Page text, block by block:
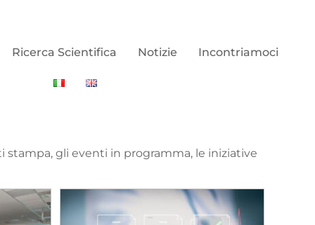
Ricerca Scientifica Notizie Incontriamoci
stampa, gli eventi in programma, le iniziative